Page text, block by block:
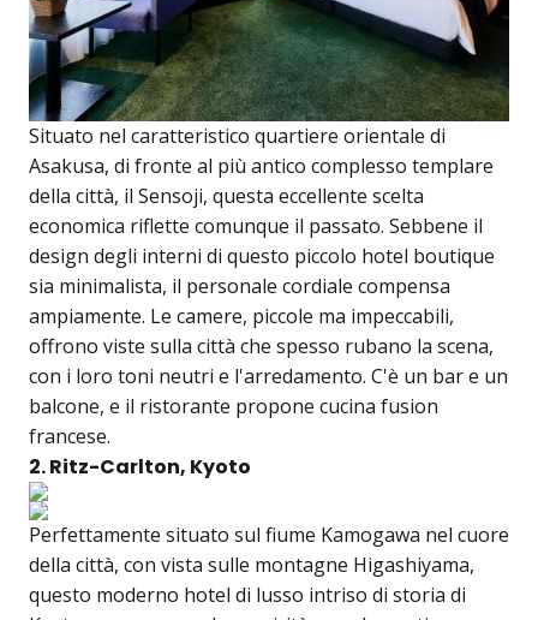
Situato nel caratteristico quartiere orientale di
Asakusa, di fronte al più antico complesso templare
della città, il Sensoji, questa eccellente scelta
economica riflette comunque il passato. Sebbene il
design degli interni di questo piccolo hotel boutique
sia minimalista, il personale cordiale compensa
ampiamente. Le camere, piccole ma impeccabili,
offrono viste sulla città che spesso rubano la scena,
con i loro toni neutri e l'arredamento. C'è un bar e un
balcone, e il ristorante propone cucina fusion
francese.
2. Ritz-Carlton, Kyoto
Perfettamente situato sul fiume Kamogawa nel cuore
della città, con vista sulle montagne Higashiyama,
questo moderno hotel di lusso intriso di storia di